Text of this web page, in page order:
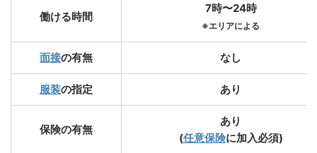
働ける時間
7時〜24時
※エリアによる
面接の有無 なし
服装の指定 あり
保険の有無
あり
(任意保険に加入必須)